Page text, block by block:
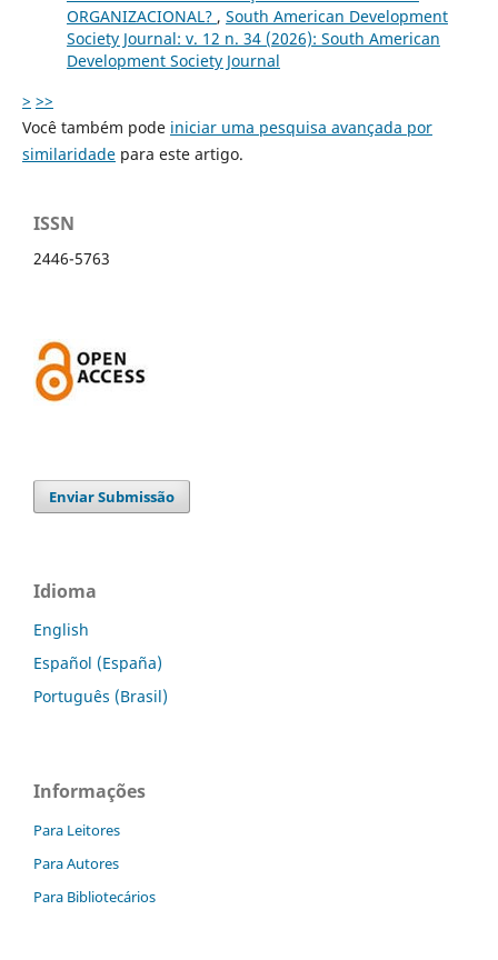
ORGANIZACIONAL? , South American Development
Society Journal: v. 12 n. 34 (2026): South American
Development Society Journal
> >>
Você também pode iniciar uma pesquisa avançada por
similaridadepara este artigo.
ISSN
2446-5763
Enviar Submissão
Idioma
English
Español (España)
Português (Brasil)
Informações
Para Leitores
Para Autores
Para Bibliotecários